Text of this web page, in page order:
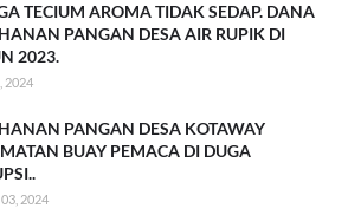
TECIUM AROMA TIDAK SEDAP. DANA
PANGAN DESA AIR RUPIK DI
2023.
2024
PANGAN DESA KOTAWAY
BUAY PEMACA DI DUGA
2024